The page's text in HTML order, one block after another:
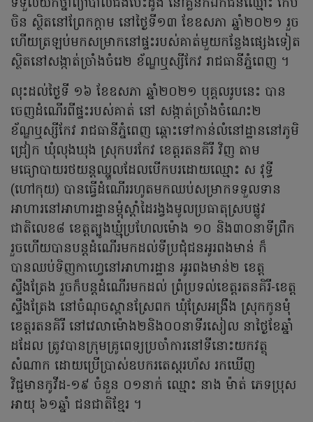
ទទួលយកថ្នាំព្យាបាលជំងឺបេះដូង នៅគ្លីនិកឯកជនឈ្មោះ កែប
ចិន ស្ថិតនៅព្រែកក្តាម នៅថ្ងៃទី១៣ ខែឧសភា ឆ្នាំ២០២១ រួច
ហើយត្រឡប់មកសម្រាកនៅផ្ទះរបស់គាត់មួយកន្លែងផ្សេងទៀត
ស្ថិតនៅសង្កាត់ច្រាំងចំរេ២ ខ័ណ្ឌឬស្សីកែវ រាជធានីភ្នំពេញ ។
លុះដល់ថ្ងៃទី ១៦ ខែឧសភា ឆ្នាំ២០២១ បុគ្គលរូបនេះ បាន
ចេញដំណើរពីផ្ទះរបស់គាត់ នៅ សង្កាត់ច្រាំងចំណេះ២
ខ័ណ្ឌឬស្សីកែវ រាជធានីភ្នំពេញ ឆ្ពោះទៅកាន់លំនៅដ្ឋាននៅភូមិ
ជ្រៀក ឃុំលុងឃុង ស្រុកបរកែវ ខេត្តរតនគិរី វិញ តាម
មធ្យោបាយរថយន្តឈ្នួលដែលបើកបរដោយឈ្មោះ ស វុទ្ធី
(ហៅកុយ) បានធ្វើដំណើររហូតមកឈប់សម្រាកទទួលទាន
អាហារនៅអាហារដ្ឋានម្តុំស្តាំដៃរង្វងមូលប្រធាតុស្របផ្លូវ
ជាតិលេខ៨ ខេត្តត្បូងឃ្មុំប្រហែលម៉ោង ១០ និង៣០នាទីព្រឹក
រួចហើយបានបន្តដំណើរមកដល់ទីប្រជុំជនអូរពងមាន់ ក៏
បានឈប់ទិញកាហ្វេនៅអាហារដ្ឋាន អូរពងមាន់២ ខេត្ត
ស្ទឹងត្រែង រួចក៏បន្តដំណើរមកដល់ ព្រំប្រទល់ខេត្តរតនគិរី-ខេត្ត
ស្ទឹងត្រែង នៅចំណុចស្ពានស្រែពក ឃុំស្រែអង្រឹង ស្រុកកូនមុំ
ខេត្តរតនគិរី នៅវេលាម៉ោង២និង០០នាទីរសៀល នាថ្ងៃខែឆ្នាំ
ដដែល ត្រូវបានក្រុមគ្រូពេទ្យប្រចាំការនៅទីនោះយកវត្ថុ
សំណាក ដោយប្រើប្រាស់ឧបករតេស្តរហ័ស រកឃើញ
វិជ្ជមានកូវីដ-១៩ ចំនួន ០១នាក់ ឈ្មោះ នាង ម៉ាត់ ភេទប្រុស
អាយុ ៦១ឆ្នាំ ជនជាតិខ្មែរ ។